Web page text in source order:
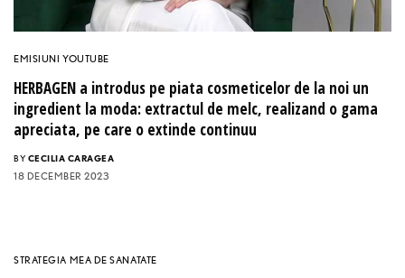
EMISIUNI YOUTUBE
HERBAGEN a introdus pe piata cosmeticelor de la noi un
ingredient la moda: extractul de melc, realizand o gama
apreciata, pe care o extinde continuu
BY CECILIA CARAGEA
18 DECEMBER 2023
STRATEGIA MEA DE SANATATE